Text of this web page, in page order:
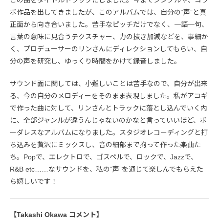
ボ作品を出してきましたが、このアルバムでは、⾃分の“声”と真
正面から向き合いました。苦手なピッチだけでなく、一語一句、
言葉の意味に見合うテクスチャー、力の抜き加減などを、事細か
く、プロデューサーのリンさんにディレクションしてもらい、自
分の声を研究し、ゆっくり時間をかけて録音しました。
サウンド面に関しては、小難しいことは苦手なので、自分が出来
る、今の自分のメロディーをそのまま表現しました。私がアコギ
で作った曲に対して、リンさんとトラックに落とし込んでいく内
に、全部ジャンルが違うんじゃないのかなと言っていいほど、ボ
ーダレスなアルバムになりました。スタジオレコーディングと打
ち込みを贅沢にミックスし、音の細部まで拘って作った楽曲た
ち。Popで、エレクトロで、ゴスペルで、ロックで、Jazzで、
R&B etc……なサウンドを、私の“声”を通じて楽しんでもらえた
ら嬉しいです！
【Takashi Okawa コメント】